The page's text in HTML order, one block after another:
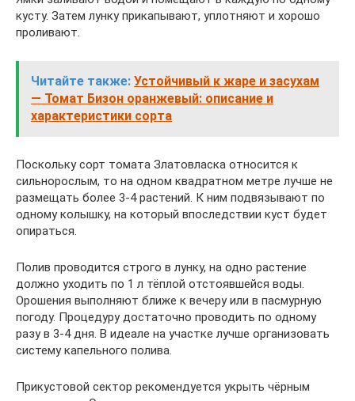
кусту. Затем лунку прикапывают, уплотняют и хорошо
проливают.
Читайте также: Устойчивый к жаре и засухам
— Томат Бизон оранжевый: описание и
характеристики сорта
Поскольку сорт томата Златовласка относится к
сильнорослым, то на одном квадратном метре лучше не
размещать более 3-4 растений. К ним подвязывают по
одному колышку, на который впоследствии куст будет
опираться.
Полив проводится строго в лунку, на одно растение
должно уходить по 1 л тёплой отстоявшейся воды.
Орошения выполняют ближе к вечеру или в пасмурную
погоду. Процедуру достаточно проводить по одному
разу в 3-4 дня. В идеале на участке лучше организовать
систему капельного полива.
Прикустовой сектор рекомендуется укрыть чёрным